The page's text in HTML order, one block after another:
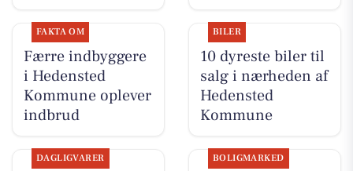
FAKTA OM
Færre indbyggere
i Hedensted
Kommune oplever
indbrud
BILER
10 dyreste biler til
salg i nærheden af
Hedensted
Kommune
DAGLIGVARER BOLIGMARKED